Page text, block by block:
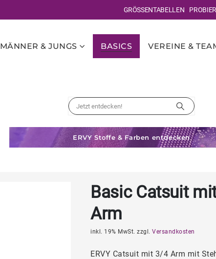
GRÖSSENTABELLEN
MÄNNER & JUNGS BASICS VEREINE &
ERVY Stoffe & Farben entdecken
Basic Catsuit
Arm
inkl. 19% MwSt. zzgl. Versandkosten
ERVY Catsuit mit 3/4 Arm mit